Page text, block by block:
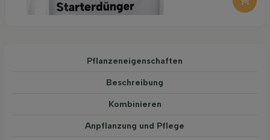
Pflanzeneigenschaften
Beschreibung
Kombinieren
Anpflanzung und Pflege